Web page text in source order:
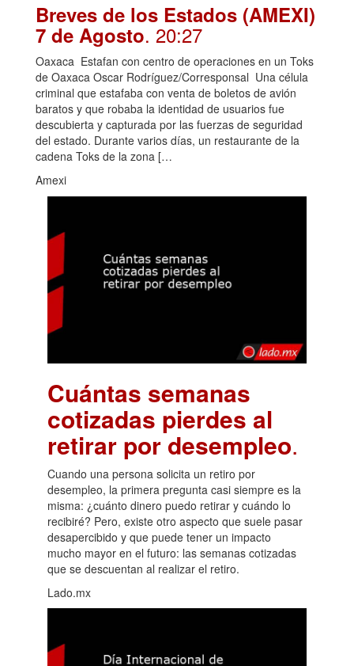
Breves de los Estados (AMEXI)
7 de Agosto. 20:27
Oaxaca Estafan con centro de operaciones en un Toks
de Oaxaca Oscar Rodríguez/Corresponsal Una célula
criminal que estafaba con venta de boletos de avión
baratos y que robaba la identidad de usuarios fue
descubierta y capturada por las fuerzas de seguridad
del estado. Durante varios días, un restaurante de la
cadena Toks de la zona […
Amexi
Cuántas semanas
cotizadas pierdes al
retirar por desempleo.
Cuando una persona solicita un retiro por
desempleo, la primera pregunta casi siempre es la
misma: ¿cuánto dinero puedo retirar y cuándo lo
recibiré? Pero, existe otro aspecto que suele pasar
desapercibido y que puede tener un impacto
mucho mayor en el futuro: las semanas cotizadas
que se descuentan al realizar el retiro.
Lado.mx